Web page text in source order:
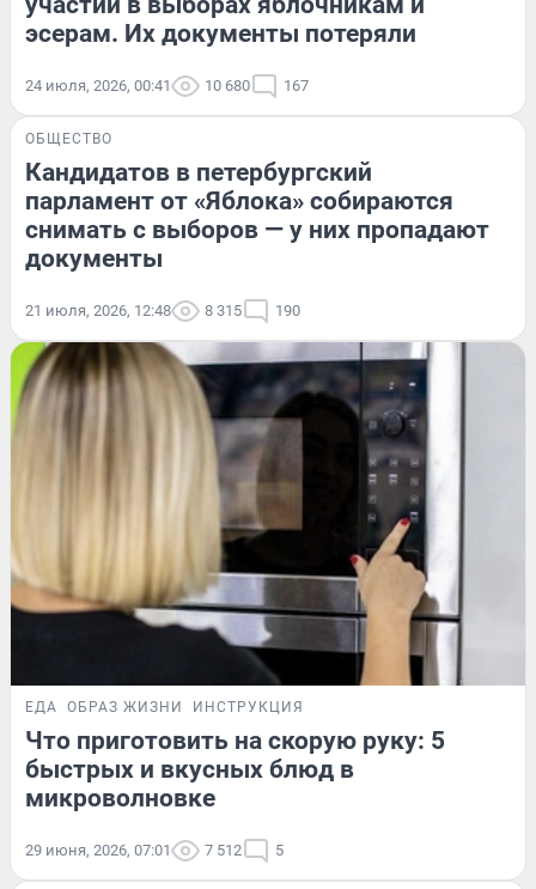
эсерам. Их документы потеряли
24 июля, 2026, 00:41 10 680 167
ОБЩЕСТВО
Кандидатов в петербургский
парламент от «Яблока» собираются
снимать с выборов — у них пропадают
документы
21 июля, 2026, 12:48 8 315 190
ЕДА ОБРАЗ ЖИЗНИ ИНСТРУКЦИЯ
Что приготовить на скорую руку: 5
быстрых и вкусных блюд в
микроволновке
29 июня, 2026, 07:01 7 512 5